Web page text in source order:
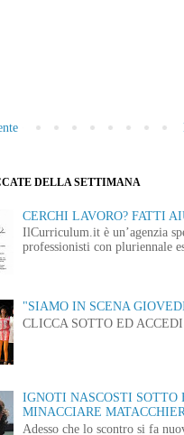
DELLA SETTIMANA
CERCHI LAVORO? FATTI
IlCurriculum.it è un’agenzia
professionisti con pluriennale
"SIAMO IN SCENA
CLICCA SOTTO ED
IGNOTI NASCOSTI SOTTO
MINACCIARE
Adesso che lo scontro si fa